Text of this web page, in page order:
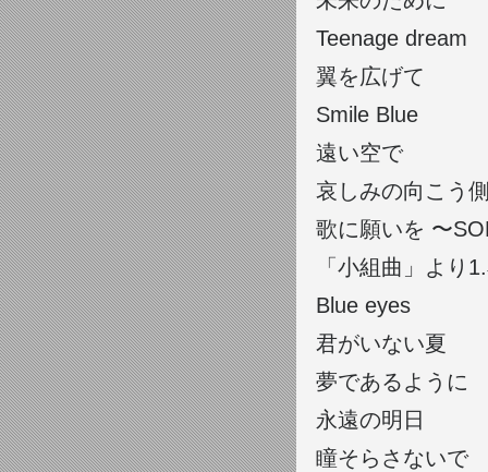
Teenage dream
翼を広げて
Smile Blue
遠い空で
哀しみの向こう
歌に願いを 〜
「小組曲」よ
Blue eyes
君がいない夏
夢であるように
永遠の明日
瞳そらさないで